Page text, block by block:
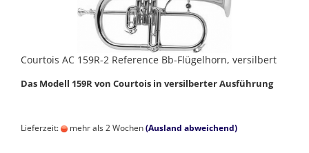
Courtois AC 159R-2 Reference Bb-Flügelhorn, versilbert
Das Modell 159R von Courtois in versilberter Ausführung
Lieferzeit: mehr als 2 Wochen(Ausland abweichend)